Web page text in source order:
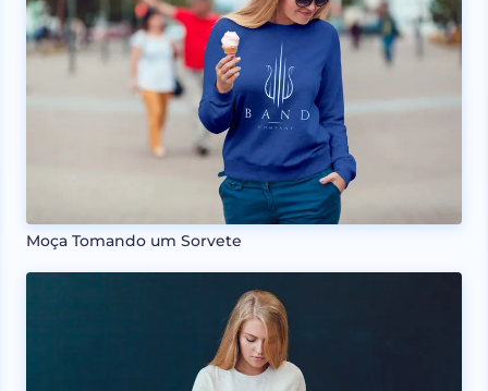
Moça Tomando um Sorvete